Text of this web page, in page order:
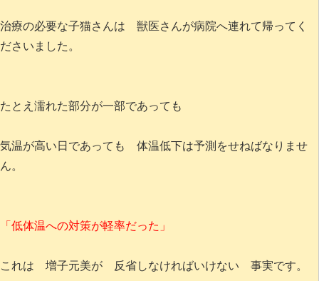
治療の必要な子猫さんは 獣医さんが病院へ連れて帰ってく
ださいました。
たとえ濡れた部分が一部であっても
気温が高い日であっても 体温低下は予測をせねばなりませ
ん。
「低体温への対策が軽率だった」
これは 増子元美が 反省しなければいけない 事実です。